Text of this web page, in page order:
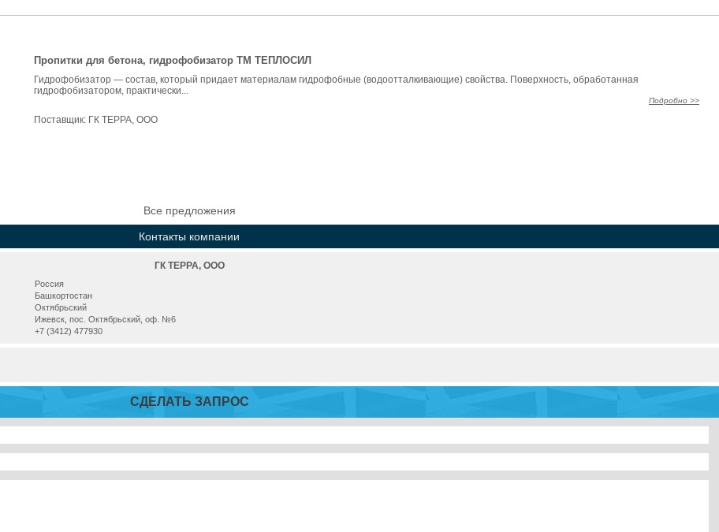
Пропитки для бетона, гидрофобизатор ТМ ТЕПЛОСИЛ
Гидрофобизатор — состав, который придает материалам гидрофобные (водоотталкивающие) свойства. Поверхность, обработанная
гидрофобизатором, практически...
Подробно >>
Поставщик: ГК ТЕРРА, ООО
Все предложения
Контакты компании
ГК ТЕРРА, ООО
Россия
Башкортостан
Октябрьский
Ижевск, пос. Октябрьский, оф. №6
+7 (3412) 477930
СДЕЛАТЬ ЗАПРОС